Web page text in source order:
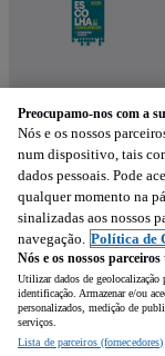
Preocupamo-nos com a
Nós e os nossos
num dispositivo, tais
dados pessoais. Pode
qualquer momento na
sinalizadas aos nossos
navegação. Política de
Nós e os nossos
Utilizar dados de geolocalização
identificação. Armazenar e/ou
personalizados, medição de
serviços.
Lista de parceiros (fornecedores)